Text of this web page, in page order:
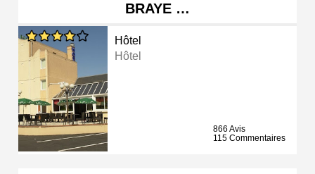
BRAYE …
Hôtel
Hôtel
866 Avis
115 Commentaires